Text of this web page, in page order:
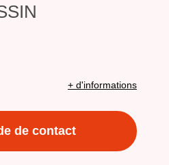
+ d'informations
de contact